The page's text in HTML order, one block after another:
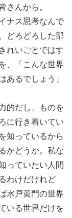
さんから。
ナス思考なんで
どろどろした部
れいごとではす
、「こんな世界
あるでしょう」
的だし、ものを
に行き着いてい
知っているから
かどうか。私な
っていたい人間
わけだけれど
水戸黄門の世界
いる世界だけを